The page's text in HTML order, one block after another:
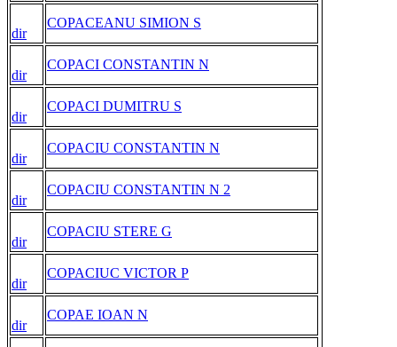
dir
COPACEANU SIMION S
dir
COPACI CONSTANTIN N
dir
COPACI DUMITRU S
dir
COPACIU CONSTANTIN N
dir
COPACIU CONSTANTIN N 2
dir
COPACIU STERE G
dir
COPACIUC VICTOR P
dir
COPAE IOAN N